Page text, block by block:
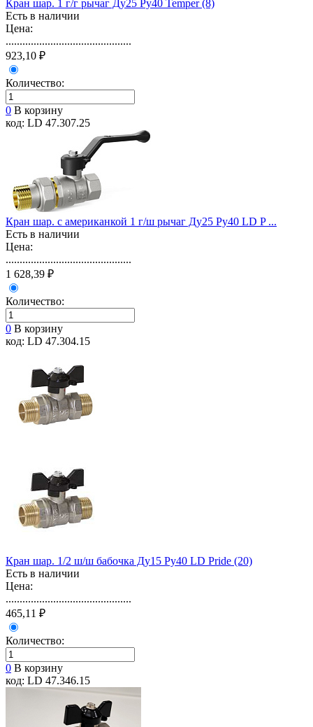
Кран шар. 1 г/г рычаг Ду25 Ру40 Temper (8)
Есть в наличии
Цена:
.............................................
923,10 ₽
Количество:
0 В корзину
код: LD 47.307.25
Кран шар. с американкой 1 г/ш рычаг Ду25 Ру40 LD P ...
Есть в наличии
Цена:
.............................................
1 628,39 ₽
Количество:
0 В корзину
код: LD 47.304.15
Кран шар. 1/2 ш/ш бабочка Ду15 Ру40 LD Pride (20)
Есть в наличии
Цена:
.............................................
465,11 ₽
Количество:
0 В корзину
код: LD 47.346.15